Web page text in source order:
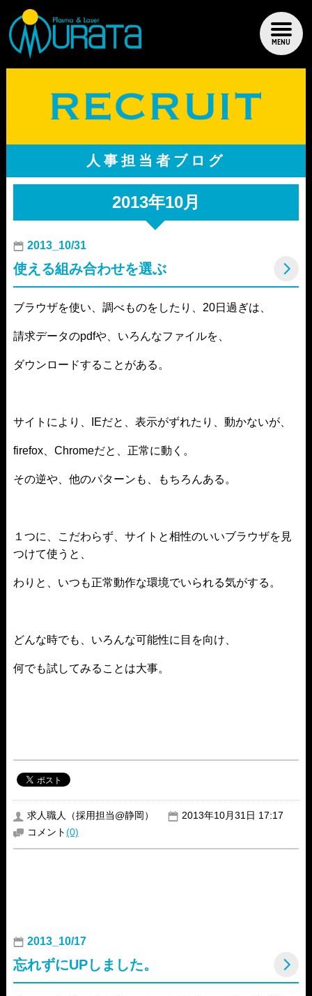
MENU
人事担当者ブログ
2013年10月
2013_10/31
使える組み合わせを選ぶ
ブラウザを使い、調べものをしたり、20日過ぎは、
請求データのpdfや、いろんなファイルを、
ダウンロードすることがある。
サイトにより、IEだと、表示がずれたり、動かないが、
firefox、Chromeだと、正常に動く。
その逆や、他のパターンも、もちろんある。
１つに、こだわらず、サイトと相性のいいブラウザを見
つけて使うと、
わりと、いつも正常動作な環境でいられる気がする。
どんな時でも、いろんな可能性に目を向け、
何でも試してみることは大事。
求人職人（採用担当@静岡）
2013年10月31日 17:17
コメント(0)
2013_10/17
忘れずにUPしました。